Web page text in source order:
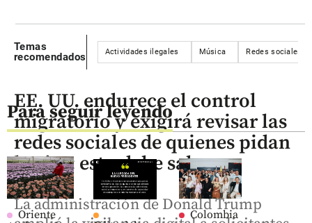
Temas
recomendados
Actividades ilegales Música Redes sociales
Para seguir leyendo
Oriente
Colombia
EE. UU. endurece el control
migratorio y exigirá revisar las
redes sociales de quienes pidan
la visa: esto debe saber
La administración de Donald Trump